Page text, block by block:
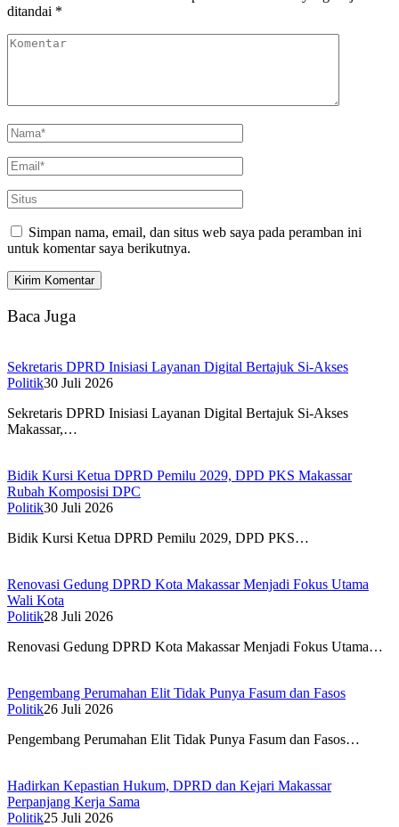
ditandai *
Simpan nama, email, dan situs web saya pada peramban ini
untuk komentar saya berikutnya.
Baca Juga
Sekretaris DPRD Inisiasi Layanan Digital Bertajuk Si-Akses
Politik30 Juli 2026
Sekretaris DPRD Inisiasi Layanan Digital Bertajuk Si-Akses
Makassar,…
Bidik Kursi Ketua DPRD Pemilu 2029, DPD PKS Makassar
Rubah Komposisi DPC
Politik30 Juli 2026
Bidik Kursi Ketua DPRD Pemilu 2029, DPD PKS…
Renovasi Gedung DPRD Kota Makassar Menjadi Fokus Utama
Wali Kota
Politik28 Juli 2026
Renovasi Gedung DPRD Kota Makassar Menjadi Fokus Utama…
Pengembang Perumahan Elit Tidak Punya Fasum dan Fasos
Politik26 Juli 2026
Pengembang Perumahan Elit Tidak Punya Fasum dan Fasos…
Hadirkan Kepastian Hukum, DPRD dan Kejari Makassar
Perpanjang Kerja Sama
Politik25 Juli 2026